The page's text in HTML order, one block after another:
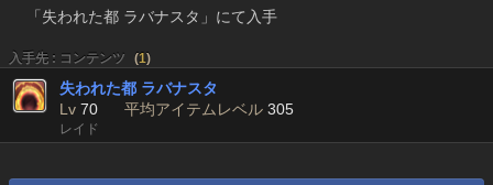
「失われた都 ラバナスタ」にて入手
入手先 : コンテンツ (1)
失われた都 ラバナスタ
Lv 70 平均アイテムレベル 305
レイド